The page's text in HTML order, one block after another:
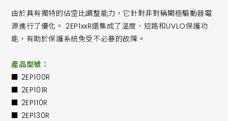
由於具有獨特的佔空比調整能力，它針對非對稱閘極驅動器電
源進行了優化。 2EP1xxR還集成了溫度、短路和UVLO保護功
能，有助於保護系統免受不必要的故障。
產品型號：
■ 2EP100R
■ 2EP101R
■ 2EP110R
■ 2EP130R